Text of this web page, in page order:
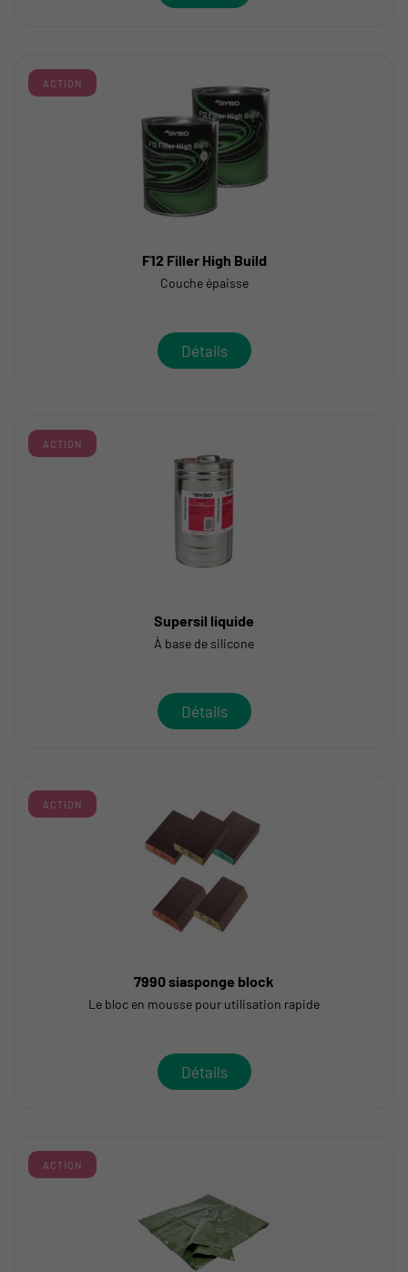
ACTION
F12 Filler High Build
Couche épaisse
Détails
ACTION
Supersil liquide
À base de silicone
Détails
ACTION
7990 siasponge block
Le bloc en mousse pour utilisation rapide
Détails
ACTION